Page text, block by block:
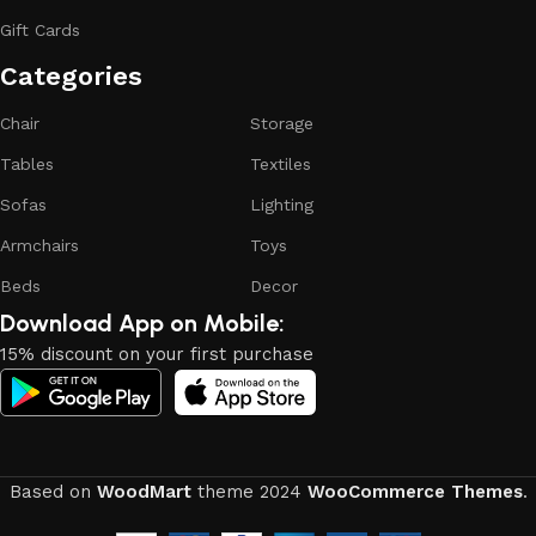
of their products, excellent operational characteristics,
attractive appearance of the products, a long period of use
of the furniture, as well as safety.
Gift Cards
Categories​
Chair
Tables
Sofas
Armchairs
Beds
Storage
Textiles
Lighting
Toys
Decor
Download App on Mobile:
15% discount on your first purchase
Based on WoodMarttheme 2024 WooCommerce Themes.